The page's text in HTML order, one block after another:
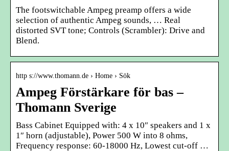
The footswitchable Ampeg preamp offers a wide
selection of authentic Ampeg sounds, … Real
distorted SVT tone; Controls (Scrambler): Drive and
Blend.
http s://www.thomann.de › Home › Sök
Ampeg Förstärkare för bas –
Thomann Sverige
Bass Cabinet Equipped with: 4 x 10″ speakers and 1 x
1″ horn (adjustable), Power 500 W into 8 ohms,
Frequency response: 60-18000 Hz, Lowest cut-off …